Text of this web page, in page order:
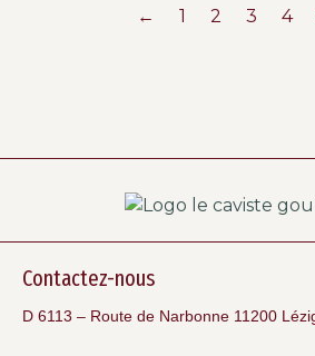
← 1 2 3 4
Contactez-nous
D 6113 – Route de Narbonne 11200